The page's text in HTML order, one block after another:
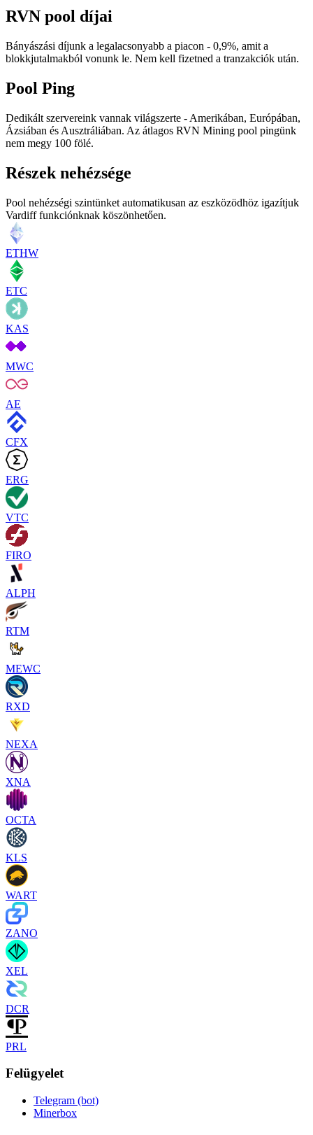
RVN pool díjai
Bányászási díjunk a legalacsonyabb a piacon - 0,9%, amit a
blokkjutalmakból vonunk le. Nem kell fizetned a tranzakciók után.
Pool Ping
Dedikált szervereink vannak világszerte - Amerikában, Európában,
Ázsiában és Ausztráliában. Az átlagos RVN Mining pool pingünk
nem megy 100 fölé.
Részek nehézsége
Pool nehézségi szintünket automatikusan az eszközödhöz igazítjuk
Vardiff funkciónknak köszönhetően.
ETHW
ETC
KAS
MWC
AE
CFX
ERG
VTC
FIRO
ALPH
RTM
MEWC
RXD
NEXA
XNA
OCTA
KLS
WART
ZANO
XEL
DCR
PRL
Felügyelet
Telegram (bot)
Minerbox